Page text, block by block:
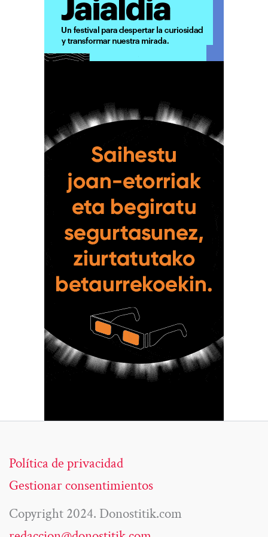
Política de privacidad
Gestionar consentimientos
Copyright 2024. Donostitik.com